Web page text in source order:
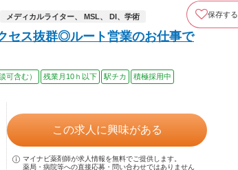
メディカルライター、 MSL、 DI、学術 保存する
セス抜群◎ルート営業のお仕事で
可含む） 残業月10ｈ以下 駅チカ
積極採用中
この求人に興味がある
マイナビ薬剤師が求人情報を無料でご提供します。
薬局・病院等への直接応募・問い合わせではありません